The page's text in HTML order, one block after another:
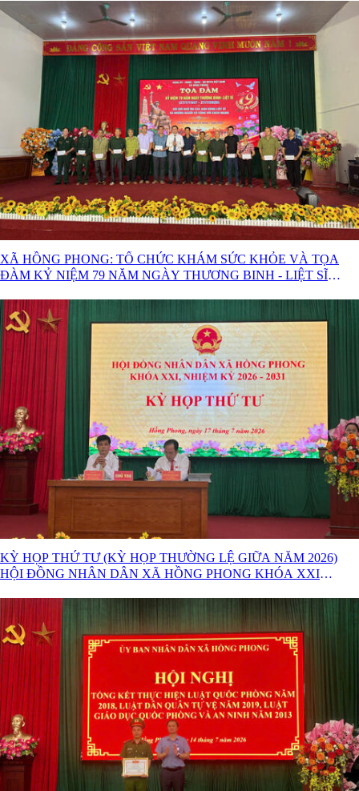
XÃ HỒNG PHONG: TỔ CHỨC KHÁM SỨC KHỎE VÀ TỌA
ĐÀM KỶ NIỆM 79 NĂM NGÀY THƯƠNG BINH - LIỆT SĨ
KỲ HỌP THỨ TƯ (KỲ HỌP THƯỜNG LỆ GIỮA NĂM 2026)
HỘI ĐỒNG NHÂN DÂN XÃ HỒNG PHONG KHÓA XXI